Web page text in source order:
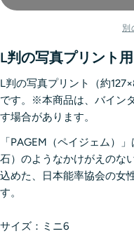
別
L判の写真プリント
L判の写真プリント（約
です。※本商品は、バイン
す場合があります。
「PAGEM（ペイジェム）
石）のようなかけがえのな
込めた、日本能率協会の女
す。
サイズ：ミニ6